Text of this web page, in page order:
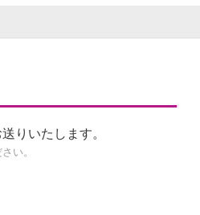
りいたします。
い。